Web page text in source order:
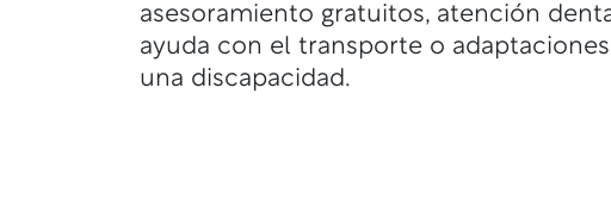
asesoramiento gratuitos, atención
ayuda con el transporte o
una discapacidad.